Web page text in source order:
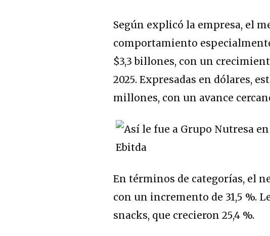
Según explicó la empresa, el
comportamiento
$3,3 billones, con un
2025. Expresadas en dólares,
millones, con un avance
En términos de categorías, el
con un incremento de 31,5 %.
snacks, que crecieron 25,4 %.